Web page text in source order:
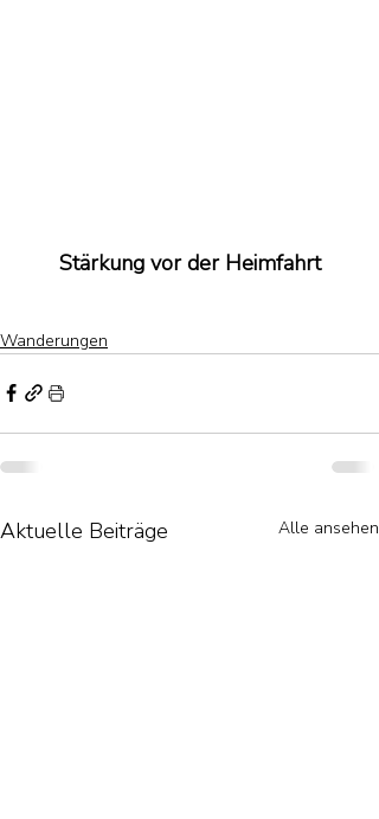
Stärkung vor der Heimfahrt
Wanderungen
Aktuelle Beiträge Alle ansehen